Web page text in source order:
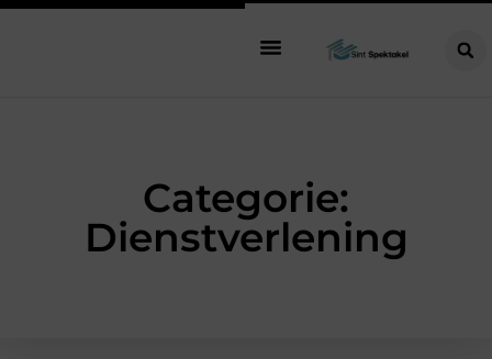
Categorie:
Dienstverlening